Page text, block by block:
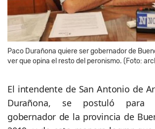
Paco Durañona quiere ser gobernador de
ver que opina el resto del peronismo. (Foto:
El intendente de San Antonio de
Durañona, se postuló para
gobernador de la provincia de